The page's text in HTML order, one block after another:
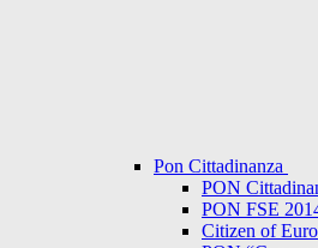
Pon Cittadinanza
PON
PON FSE
Citizen of